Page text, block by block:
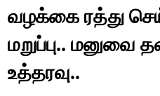
வழக்கை ரத்து
மறுப்பு.. மனுவை
உத்தரவு..